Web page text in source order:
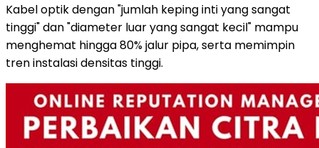
Kabel optik dengan "jumlah keping inti yang sangat
tinggi" dan "diameter luar yang sangat kecil" mampu
menghemat hingga 80% jalur pipa, serta memimpin
tren instalasi densitas tinggi.